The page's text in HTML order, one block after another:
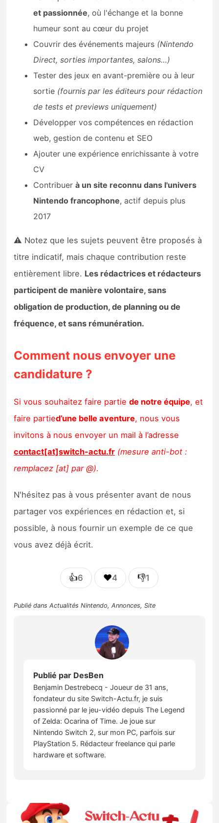
et passionnée, où l'échange et la bonne
humeur sont au cœur du projet
Couvrir des événements majeurs (Nintendo
Direct, sorties importantes, salons…)
Tester des jeux en avant-première ou à leur
sortie (fournis par les éditeurs pour rédaction
de tests et previews uniquement)
Développer vos compétences en rédaction
web, gestion de contenu et SEO
Ajouter une expérience enrichissante à votre
CV
Contribuerà un site reconnu dans l'univers
Nintendo francophone, actif depuis plus
2017
⚠️ Notez que les sujets peuvent être proposés à
titre indicatif, mais chaque contribution reste
entièrement libre. Les rédactrices et rédacteurs
participent de manière volontaire, sans
obligation de production, de planning ou de
fréquence, et sans rémunération.
Comment nous envoyer une
candidature ?
Si vous souhaitez faire partiede notre équipe, et
faire partied’une belle aventure, nous vous
invitons à nous envoyer un mail à l’adresse
contact[at]switch-actu.fr (mesure anti-bot :
remplacez [at] par @).
N'hésitez pas à vous présenter avant de nous
partager vos expériences en rédaction et, si
possible, à nous fournir un exemple de ce que
vous avez déjà écrit.
👍6 ❤️4 👎1
Publié dansActualités Nintendo,Annonces,Site
Publié par DesBen
Benjamin Destrebecq - Joueur de 31 ans,
fondateur du site Switch-Actu.fr, je suis
passionné par le jeu-vidéo depuis The Legend
of Zelda: Ocarina of Time. Je joue sur
Nintendo Switch 2, sur mon PC, parfois sur
PlayStation 5. Rédacteur freelance qui parle
hardware et software.